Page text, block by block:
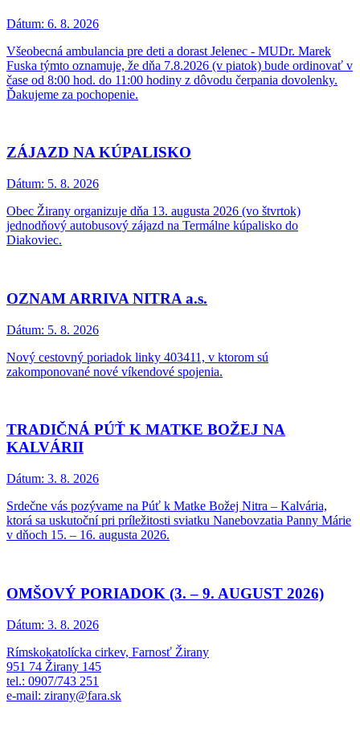
Dátum: 6. 8. 2026
Všeobecná ambulancia pre deti a dorast Jelenec - MUDr. Marek
Fuska týmto oznamuje, že dňa 7.8.2026 (v piatok) bude ordinovať v
čase od 8:00 hod. do 11:00 hodiny z dôvodu čerpania dovolenky.
Ďakujeme za pochopenie.
ZÁJAZD NA KÚPALISKO
Dátum: 5. 8. 2026
Obec Žirany organizuje dňa 13. augusta 2026 (vo štvrtok)
jednodňový autobusový zájazd na Termálne kúpalisko do
Diakoviec.
OZNAM ARRIVA NITRA a.s.
Dátum: 5. 8. 2026
Nový cestovný poriadok linky 403411, v ktorom sú
zakomponované nové víkendové spojenia.
TRADIČNÁ PÚŤ K MATKE BOŽEJ NA
KALVÁRII
Dátum: 3. 8. 2026
Srdečne vás pozývame na Púť k Matke Božej Nitra – Kalvária,
ktorá sa uskutoční pri príležitosti sviatku Nanebovzatia Panny Márie
v dňoch 15. – 16. augusta 2026.
OMŠOVÝ PORIADOK (3. – 9. AUGUST 2026)
Dátum: 3. 8. 2026
Rímskokatolícka cirkev, Farnosť Žirany
951 74 Žirany 145
tel.: 0907/743 251
e-mail: zirany@fara.sk